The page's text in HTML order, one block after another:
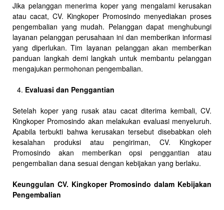
Jika pelanggan menerima koper yang mengalami kerusakan
atau cacat, CV. Kingkoper Promosindo menyediakan proses
pengembalian yang mudah. Pelanggan dapat menghubungi
layanan pelanggan perusahaan ini dan memberikan informasi
yang diperlukan. Tim layanan pelanggan akan memberikan
panduan langkah demi langkah untuk membantu pelanggan
mengajukan permohonan pengembalian.
Evaluasi dan Penggantian
Setelah koper yang rusak atau cacat diterima kembali, CV.
Kingkoper Promosindo akan melakukan evaluasi menyeluruh.
Apabila terbukti bahwa kerusakan tersebut disebabkan oleh
kesalahan produksi atau pengiriman, CV. Kingkoper
Promosindo akan memberikan opsi penggantian atau
pengembalian dana sesuai dengan kebijakan yang berlaku.
Keunggulan CV. Kingkoper Promosindo dalam Kebijakan
Pengembalian